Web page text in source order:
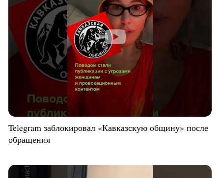
Telegram заблокировал «Кавказскую общину» после
обращения